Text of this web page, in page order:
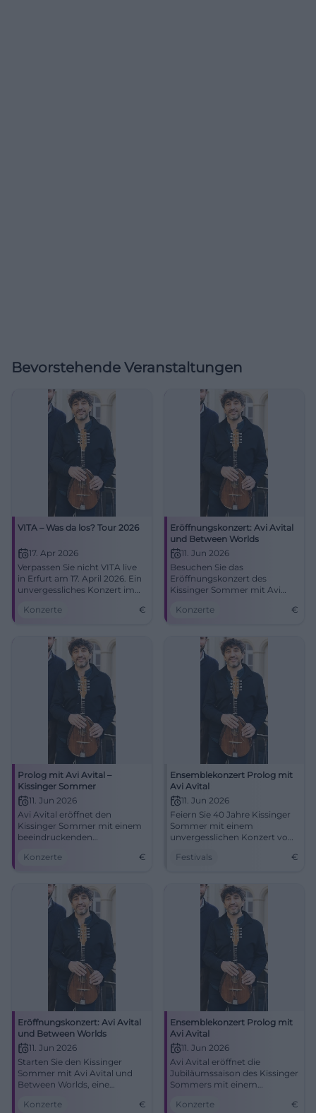
Bevorstehende Veranstaltungen
VITA – Was da los? Tour 2026
17. Apr 2026
Verpassen Sie nicht VITA live
in Erfurt am 17. April 2026. Ein
unvergessliches Konzert im
Konzerte
€
Eröffnungskonzert: Avi Avital
und Between Worlds
11. Jun 2026
Besuchen Sie das
Eröffnungskonzert des
Kissinger Sommer mit Avi
Konzerte
€
Prolog mit Avi Avital –
Kissinger Sommer
11. Jun 2026
Avi Avital eröffnet den
Kissinger Sommer mit einem
beeindruckenden
Kurtheater Bad Kissingen. Ein
Konzerte €
Ensemblekonzert Prolog mit
Avi Avital
11. Jun 2026
Feiern Sie 40 Jahre Kissinger
Sommer mit einem
unvergesslichen Konzert von
Worlds Ensemble.
Festivals €
Eröffnungskonzert: Avi Avital
und Between Worlds
11. Jun 2026
Starten Sie den Kissinger
Sommer mit Avi Avital und
Between Worlds, eine
klassischer und
Konzerte €
Ensemblekonzert Prolog mit
Avi Avital
11. Jun 2026
Avi Avital eröffnet die
Jubiläumssaison des Kissinger
Sommers mit einem
Ensemblekonzert im
Konzerte €